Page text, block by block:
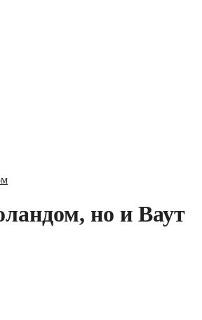
но и Ваут